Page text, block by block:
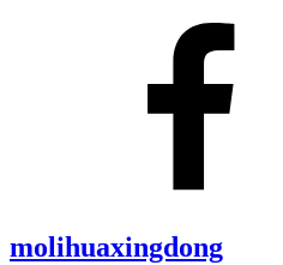
molihuaxingdong